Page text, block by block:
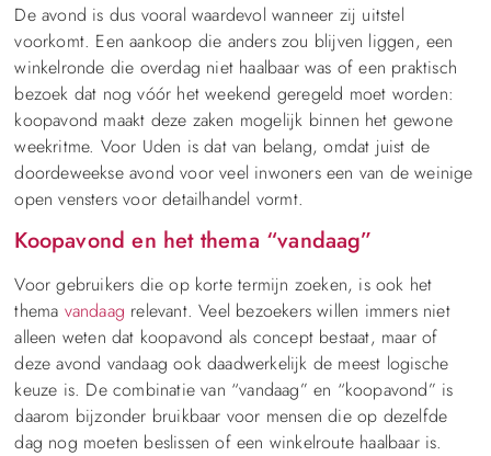
De avond is dus vooral waardevol wanneer zij uitstel
voorkomt. Een aankoop die anders zou blijven liggen, een
winkelronde die overdag niet haalbaar was of een praktisch
bezoek dat nog vóór het weekend geregeld moet worden:
koopavond maakt deze zaken mogelijk binnen het gewone
weekritme. Voor Uden is dat van belang, omdat juist de
doordeweekse avond voor veel inwoners een van de weinige
open vensters voor detailhandel vormt.
Koopavond en het thema “vandaag”
Voor gebruikers die op korte termijn zoeken, is ook het
thema vandaag relevant. Veel bezoekers willen immers niet
alleen weten dat koopavond als concept bestaat, maar of
deze avond vandaag ook daadwerkelijk de meest logische
keuze is. De combinatie van “vandaag” en “koopavond” is
daarom bijzonder bruikbaar voor mensen die op dezelfde
dag nog moeten beslissen of een winkelroute haalbaar is.